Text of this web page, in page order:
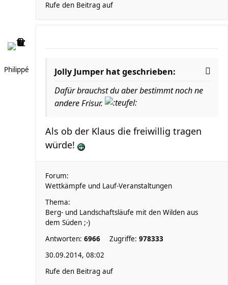
Rufe den Beitrag auf
Philippé
Jolly Jumper hat geschrieben:
Dafür brauchst du aber bestimmt noch ne
andere Frisur.
Als ob der Klaus die freiwillig tragen
würde!
Forum:
Wettkämpfe und Lauf-Veranstaltungen
Thema:
Berg- und Landschaftsläufe mit den Wilden aus
dem Süden ;-)
Antworten: 6966 Zugriffe: 978333
30.09.2014, 08:02
Rufe den Beitrag auf